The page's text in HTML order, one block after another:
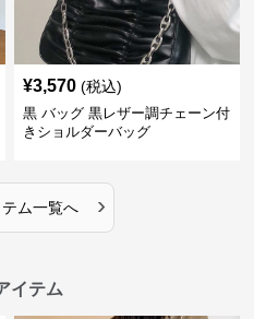
¥3,570 (税込)
黒 バッグ 黒レザー調チェーン付
きショルダーバッグ
テム一覧へ ›
イテム